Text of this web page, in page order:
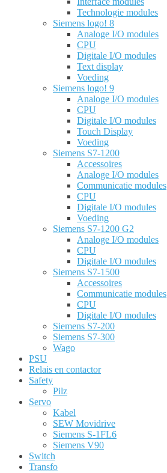
Technologie modules
Siemens logo! 8
Analoge I/O modules
CPU
Digitale I/O modules
Text display
Voeding
Siemens logo! 9
Analoge I/O modules
CPU
Digitale I/O modules
Touch Display
Voeding
Siemens S7-1200
Accessoires
Analoge I/O modules
Communicatie modules
CPU
Digitale I/O modules
Voeding
Siemens S7-1200 G2
Analoge I/O modules
CPU
Digitale I/O modules
Siemens S7-1500
Accessoires
Communicatie modules
CPU
Digitale I/O modules
Siemens S7-200
Siemens S7-300
Wago
PSU
Relais en contactor
Safety
Pilz
Servo
Kabel
SEW Movidrive
Siemens S-1FL6
Siemens V90
Switch
Transfo